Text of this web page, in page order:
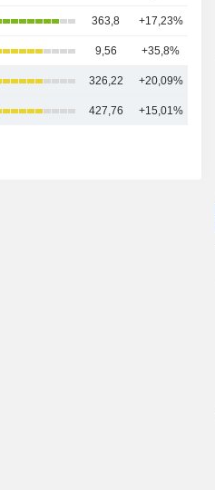
363,8 +17,23%
9,56 +35,8%
326,22 +20,09%
427,76 +15,01%